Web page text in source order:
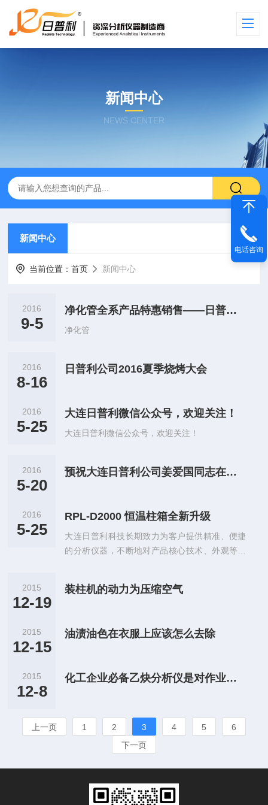
新闻中心
NEWS CENTER
新闻中心
当前位置：首页 新闻中心
2016
9-5
净化管全系产品特惠销售——日普利科技助力开学季
净化管
2016
8-16
日普利公司2016夏季烧烤大会
2016
5-25
大连日普利微信公众号，欢迎关注！
大连日普利微信公众号，欢迎关注！
2016
5-20
预祝大连日普利公司姜爱国同志在大连国际马拉松赛中再续佳绩
2016
5-25
RPL-D2000 恒温柱箱全新升级
大连日普利科技长期致力为客户提供精准、便捷
的分析仪器，不断地对产品核心技术、外观等进
手感出色。
2015
12-19
装柱机的动力为压缩空气
2015
12-15
油渍油色在衣服上应该怎么去除
2015
12-8
化工企业必备乙炔分析仪是对作业人员的重视
上一页 1 2 3 4 5
6
下一页
电话咨询